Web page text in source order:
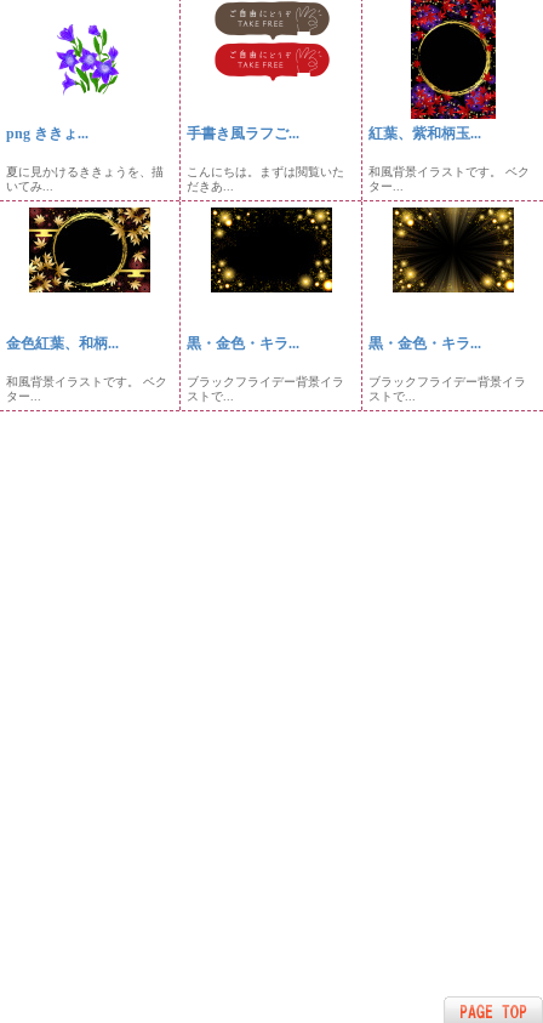
png ききょ...
夏に見かけるききょうを、描
いてみ...
手書き風ラフご...
こんにちは。まずは閲覧いた
だきあ...
紅葉、紫和柄玉...
和風背景イラストです。 ベク
ター...
金色紅葉、和柄...
和風背景イラストです。 ベク
ター...
黒・金色・キラ...
ブラックフライデー背景イラ
ストで...
黒・金色・キラ...
ブラックフライデー背景イラ
ストで...